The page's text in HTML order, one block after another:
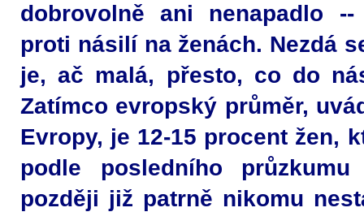
dobrovolně ani nenapadlo
proti násilí na ženách. Nezdá
je, ač malá, přesto, co do
Zatímco evropský průměr,
Evropy, je 12-15 procent žen,
podle posledního
později již patrně nikomu